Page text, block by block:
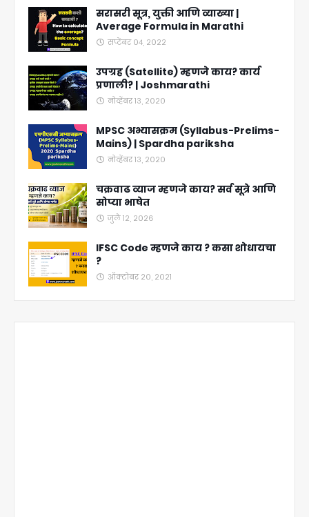
सरासरी सूत्र, युक्ती आणि व्याख्या |
Average Formula in Marathi
सप्टेंबर ०४, २०२२
उपग्रह (Satellite) म्हणजे काय? कार्य
प्रणाली? | Joshmarathi
नोव्हेंबर १३, २०२०
MPSC अभ्यासक्रम (Syllabus-Prelims-
Mains) | Spardha pariksha
नोव्हेंबर १३, २०२०
चक्रवाढ व्याज म्हणजे काय? सर्व सूत्रे आणि
सोप्या भाषेत
जुलै १२, २०२६
IFSC Code म्हणजे काय ? कसा शोधायचा
?
ऑक्टोबर २०, २०२१